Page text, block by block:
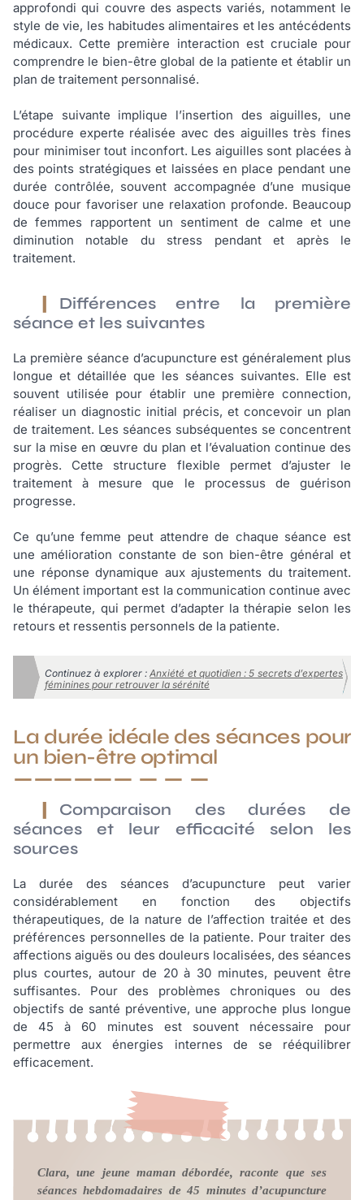
approfondi qui couvre des aspects variés, notamment le
style de vie, les habitudes alimentaires et les antécédents
médicaux. Cette première interaction est cruciale pour
comprendre le bien-être global de la patiente et établir un
plan de traitement personnalisé.
L’étape suivante implique l’insertion des aiguilles, une
procédure experte réalisée avec des aiguilles très fines
pour minimiser tout inconfort. Les aiguilles sont placées à
des points stratégiques et laissées en place pendant une
durée contrôlée, souvent accompagnée d’une musique
douce pour favoriser une relaxation profonde. Beaucoup
de femmes rapportent un sentiment de calme et une
diminution notable du stress pendant et après le
traitement.
Différences entre la première
séance et les suivantes
La première séance d’acupuncture est généralement plus
longue et détaillée que les séances suivantes. Elle est
souvent utilisée pour établir une première connection,
réaliser un diagnostic initial précis, et concevoir un plan
de traitement. Les séances subséquentes se concentrent
sur la mise en œuvre du plan et l’évaluation continue des
progrès. Cette structure flexible permet d’ajuster le
traitement à mesure que le processus de guérison
progresse.
Ce qu’une femme peut attendre de chaque séance est
une amélioration constante de son bien-être général et
une réponse dynamique aux ajustements du traitement.
Un élément important est la communication continue avec
le thérapeute, qui permet d’adapter la thérapie selon les
retours et ressentis personnels de la patiente.
Continuez à explorer :Anxiété et quotidien : 5 secrets d’expertes
féminines pour retrouver la sérénité
La durée idéale des séances pour
un bien-être optimal
Comparaison des durées de
séances et leur efficacité selon les
sources
La durée des séances d’acupuncture peut varier
considérablement en fonction des objectifs
thérapeutiques, de la nature de l’affection traitée et des
préférences personnelles de la patiente. Pour traiter des
affections aiguës ou des douleurs localisées, des séances
plus courtes, autour de 20 à 30 minutes, peuvent être
suffisantes. Pour des problèmes chroniques ou des
objectifs de santé préventive, une approche plus longue
de 45 à 60 minutes est souvent nécessaire pour
permettre aux énergies internes de se rééquilibrer
efficacement.
Clara, une jeune maman débordée, raconte que ses
séances hebdomadaires de 45 minutes d’acupuncture